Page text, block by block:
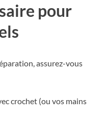
pour
assurez-vous
crochet (ou vos mains